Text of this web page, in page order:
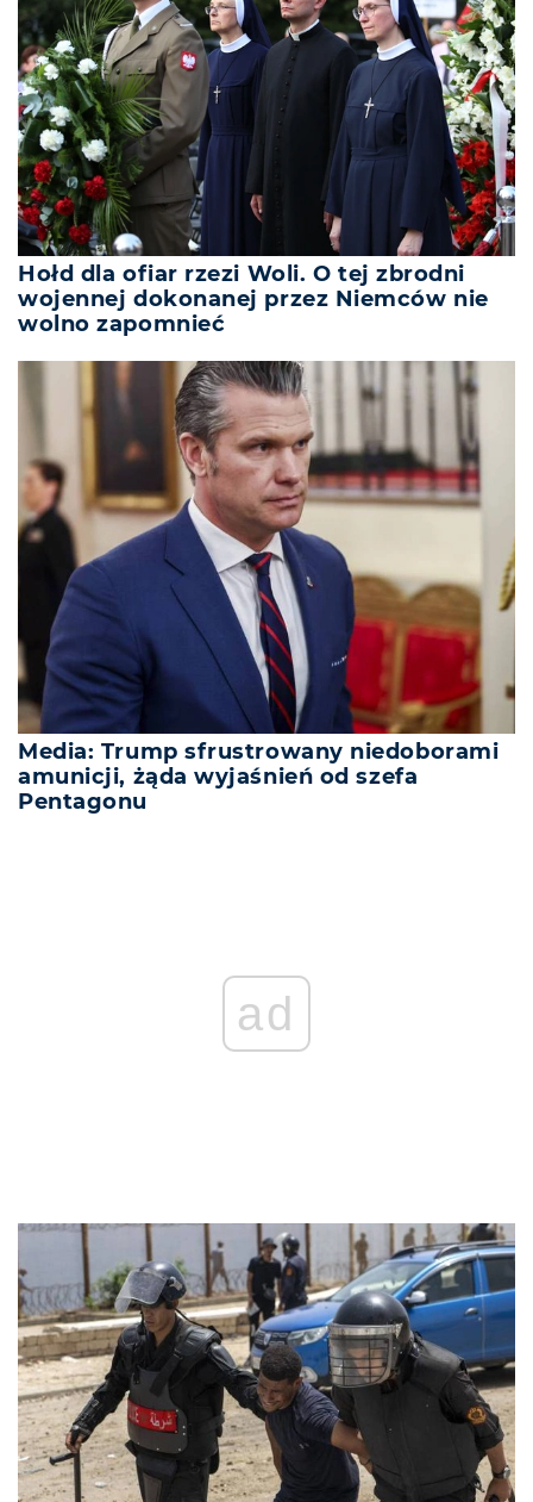
Hołd dla ofiar rzezi Woli. O tej zbrodni
wojennej dokonanej przez Niemców nie
wolno zapomnieć
Media: Trump sfrustrowany niedoborami
amunicji, żąda wyjaśnień od szefa
Pentagonu
ad